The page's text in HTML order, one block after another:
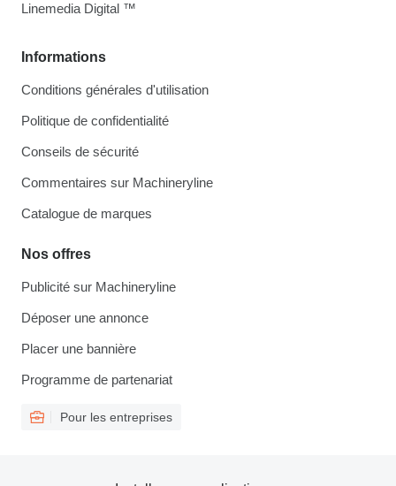
Informations
Conditions générales d'utilisation
Politique de confidentialité
Conseils de sécurité
Commentaires sur Machineryline
Catalogue de marques
Nos offres
Publicité sur Machineryline
Déposer une annonce
Placer une bannière
Programme de partenariat
Pour les entreprises
Linemedia Digital ™